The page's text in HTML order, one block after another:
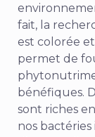
fait, la
est colorée et
permet de
bénéfiques.
sont riches
nos